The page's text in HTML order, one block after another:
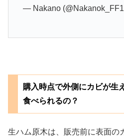
— Nakano
購入時点で外側にカビが生
食べられるの？
生ハム原木は、販売前に表面の